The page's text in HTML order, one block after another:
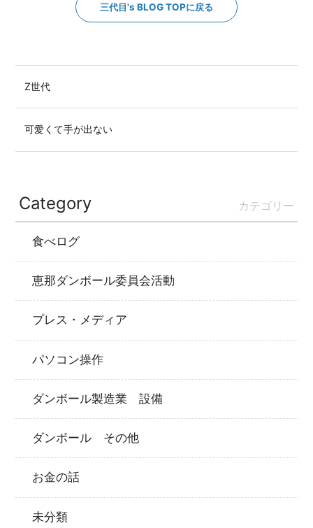
三代目's BLOG TOPに戻る
Z世代
可愛くて手が出ない
Category カテゴリー
食べログ
恵那ダンボール委員会活動
プレス・メディア
パソコン操作
ダンボール製造業 設備
ダンボール その他
お金の話
未分類